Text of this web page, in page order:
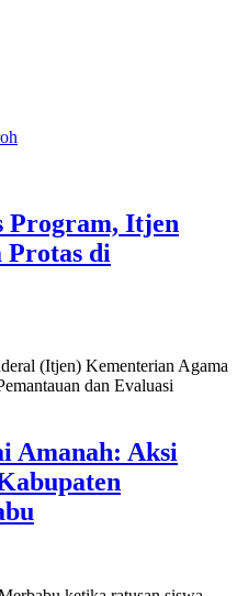
Program, Itjen
Protas di
(Itjen) Kementerian Agama
dan Evaluasi
Amanah: Aksi